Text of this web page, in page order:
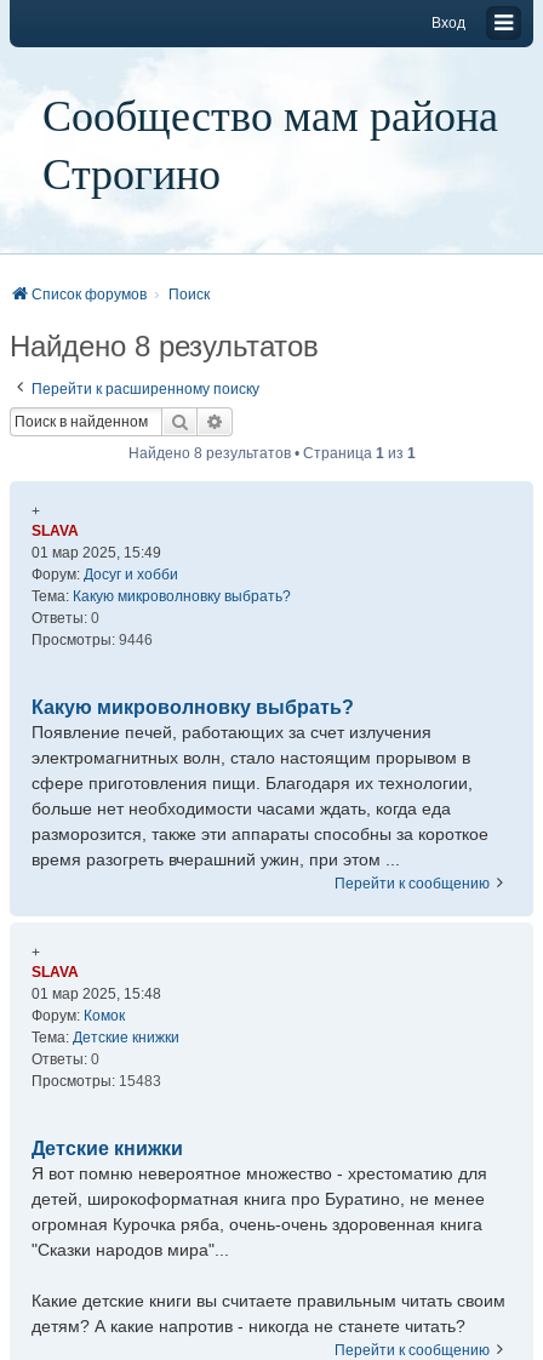
Вход
Сообщество мам района
Строгино
Список форумов Поиск
Найдено 8 результатов
Перейти к расширенному поиску
Поиск
Найдено 8 результатов • Страница 1из 1
+
SLAVA
01 мар 2025, 15:49
Форум: Досуг и хобби
Тема: Какую микроволновку выбрать?
Ответы: 0
Просмотры: 9446
Какую микроволновку выбрать?
Появление печей, работающих за счет излучения
электромагнитных волн, стало настоящим прорывом в
сфере приготовления пищи. Благодаря их технологии,
больше нет необходимости часами ждать, когда еда
разморозится, также эти аппараты способны за короткое
время разогреть вчерашний ужин, при этом ...
Перейти к сообщению
+
SLAVA
01 мар 2025, 15:48
Форум: Комок
Тема: Детские книжки
Ответы: 0
Просмотры: 15483
Детские книжки
Я вот помню невероятное множество - хрестоматию для
детей, широкоформатная книга про Буратино, не менее
огромная Курочка ряба, очень-очень здоровенная книга
"Сказки народов мира"...
Какие детские книги вы считаете правильным читать своим
детям? А какие напротив - никогда не станете читать?
Перейти к сообщению